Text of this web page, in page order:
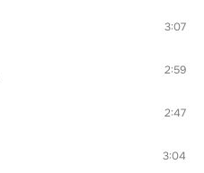
3:07
2:59
2:47
3:04